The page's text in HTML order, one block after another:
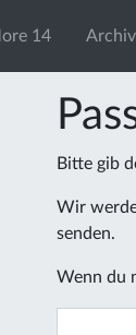
14 Archiv
Bitte gib
Wir
senden.
Wenn du